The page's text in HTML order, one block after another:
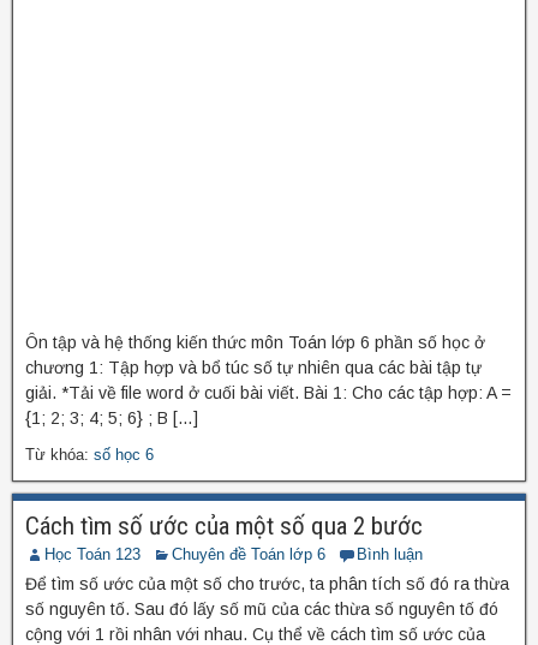
Ôn tập và hệ thống kiến thức môn Toán lớp 6 phần số học ở
chương 1: Tập hợp và bổ túc số tự nhiên qua các bài tập tự
giải. *Tải về file word ở cuối bài viết. Bài 1: Cho các tập hợp: A =
{1; 2; 3; 4; 5; 6} ; B […]
Từ khóa: số học 6
Cách tìm số ước của một số qua 2 bước
Học Toán 123 Chuyên đề Toán lớp 6 Bình luận
Để tìm số ước của một số cho trước, ta phân tích số đó ra thừa
số nguyên tố. Sau đó lấy số mũ của các thừa số nguyên tố đó
cộng với 1 rồi nhân với nhau. Cụ thể về cách tìm số ước của